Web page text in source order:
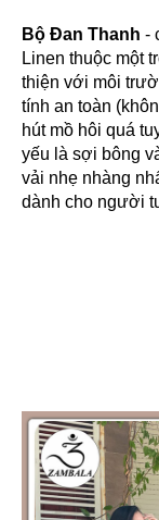
Bộ Đan Thanh -
Linen thuộc một
thiện với môi
tính an toàn
hút mồ hôi quá
yếu là sợi bông
vải nhẹ nhàng
dành cho người